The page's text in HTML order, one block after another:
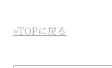
»TOPに戻る